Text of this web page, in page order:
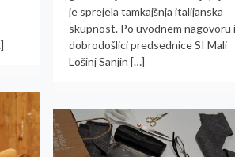
je sprejela tamkajšnja italijanska
skupnost. Po uvodnem nagovoru
dobrodošlici predsednice SI Mali
Lošinj Sanjin […]